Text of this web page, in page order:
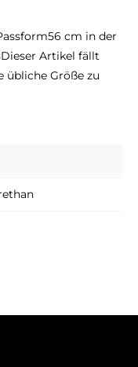
cm in der
Artikel fällt
übliche Größe zu